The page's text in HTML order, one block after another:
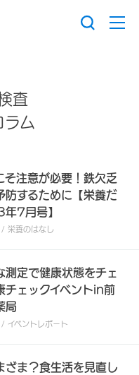
査
ラム
そ注意が必要！鉄欠乏
防するために【栄養だ
7月号】
養のはなし
測定で健康状態をチェ
チェックイベントin前
局
ベントレポート
ざま？食生活を見直し